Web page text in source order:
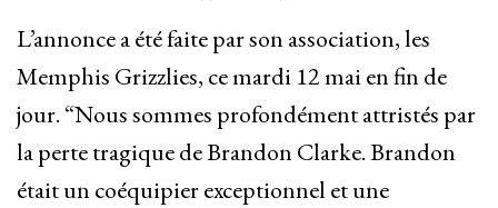
L’annonce a été faite par son association, les
Memphis Grizzlies, ce mardi 12 mai en fin de
jour. “Nous sommes profondément attristés par
la perte tragique de Brandon Clarke. Brandon
était un coéquipier exceptionnel et une